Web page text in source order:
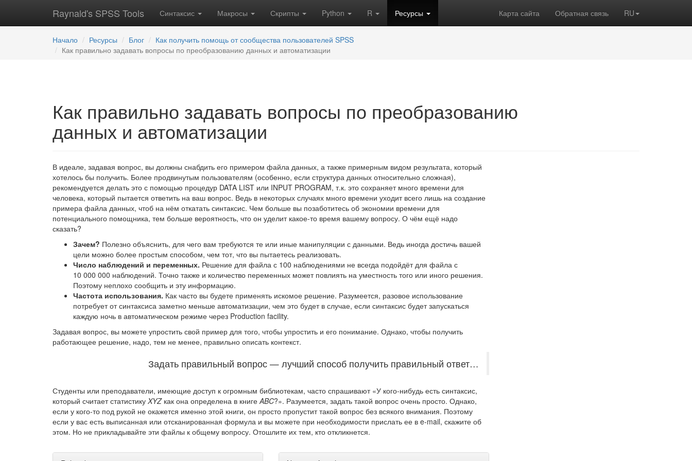
Raynald's SPSS Tools Синтаксис Макросы Скрипты Python R Ресурсы Карта сайта Обратная связь RU
Начало Ресурсы Блог
Как получить помощь от сообщества пользователей SPSS
Как правильно задавать вопросы по преобразованию данных и автоматизации
Как правильно задавать вопросы по преобразованию
данных и автоматизации
В идеале, задавая вопрос, вы должны снабдить его примером файла данных, а также примерным видом результата, который
хотелось бы получить. Более продвинутым пользователям (особенно, если структура данных относительно сложная),
рекомендуется делать это с помощью процедур DATA LIST или INPUT PROGRAM, т.к. это сохраняет много времени для
человека, который пытается ответить на ваш вопрос. Ведь в некоторых случаях много времени уходит всего лишь на создание
примера файла данных, чтоб на нём откатать синтаксис. Чем больше вы позаботитесь об экономии времени для
потенциального помощника, тем больше вероятность, что он уделит какое-то время вашему вопросу. О чём ещё надо
сказать?
Зачем? Полезно объяснить, для чего вам требуются те или иные манипуляции с данными. Ведь иногда достичь вашей
цели можно более простым способом, чем тот, что вы пытаетесь реализовать.
Число наблюдений и переменных. Решение для файла с 100 наблюдениями не всегда подойдёт для файла с
10 000 000 наблюдений. Точно также и количество переменных может повлиять на уместность того или иного решения.
Поэтому неплохо сообщить и эту информацию.
Частота использования. Как часто вы будете применять искомое решение. Разумеется, разовое использование
потребует от синтаксиса заметно меньше автоматизации, чем это будет в случае, если синтаксис будет запускаться
каждую ночь в автоматическом режиме через Production facility.
Задавая вопрос, вы можете упростить свой пример для того, чтобы упростить и его понимание. Однако, чтобы получить
работающее решение, надо, тем не менее, правильно описать контекст.
Задать правильный вопрос — лучший способ получить правильный ответ…
Студенты или преподаватели, имеющие доступ к огромным библиотекам, часто спрашивают «У кого-нибудь есть синтаксис,
который считает статистику XYZкак она определена в книгеABC?». Разумеется, задать такой вопрос очень просто. Однако,
если у кого-то под рукой не окажется именно этой книги, он просто пропустит такой вопрос без всякого внимания. Поэтому
если у вас есть выписанная или отсканированная формула и вы можете при необходимости прислать ее в e-mail, скажите об
этом. Но не прикладывайте эти файлы к общему вопросу. Отошлите их тем, кто откликнется.